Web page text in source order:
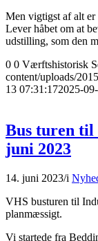
Men vigtigst af alt
Lever håbet om at
udstilling, som den
0 0 Værftshistorisk
content/uploads/
13 07:31:172025-
Bus turen til
juni 2023
14. juni 2023/i
VHS busturen til
planmæssigt.
Vi startede fra